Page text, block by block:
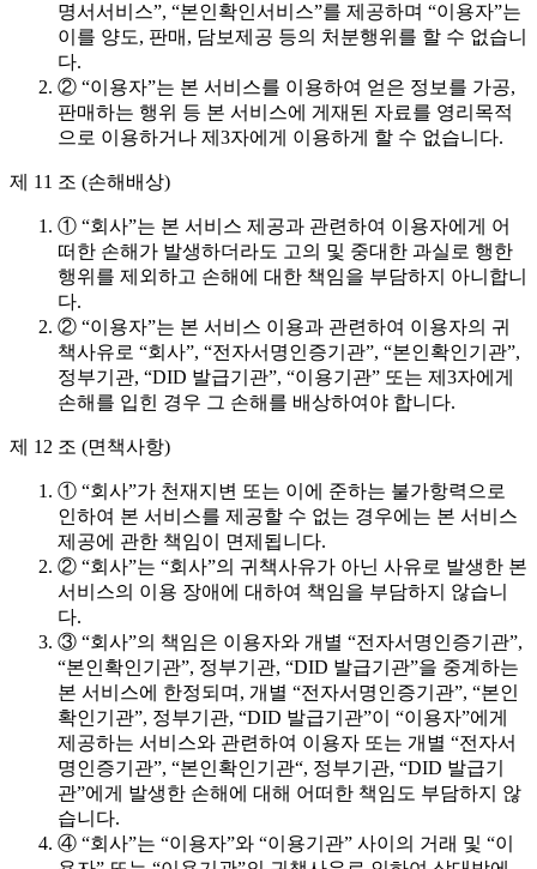
명서서비스”, “본인확인서비스”를 제공하며 “이용자”는
이를 양도, 판매, 담보제공 등의 처분행위를 할 수 없습니
다.
② “이용자”는 본 서비스를 이용하여 얻은 정보를 가공,
판매하는 행위 등 본 서비스에 게재된 자료를 영리목적
으로 이용하거나 제3자에게 이용하게 할 수 없습니다.
제 11 조 (손해배상)
① “회사”는 본 서비스 제공과 관련하여 이용자에게 어
떠한 손해가 발생하더라도 고의 및 중대한 과실로 행한
행위를 제외하고 손해에 대한 책임을 부담하지 아니합니
다.
② “이용자”는 본 서비스 이용과 관련하여 이용자의 귀
책사유로 “회사”, “전자서명인증기관”, “본인확인기관”,
정부기관, “DID 발급기관”, “이용기관” 또는 제3자에게
손해를 입힌 경우 그 손해를 배상하여야 합니다.
제 12 조 (면책사항)
① “회사”가 천재지변 또는 이에 준하는 불가항력으로
인하여 본 서비스를 제공할 수 없는 경우에는 본 서비스
제공에 관한 책임이 면제됩니다.
② “회사”는 “회사”의 귀책사유가 아닌 사유로 발생한 본
서비스의 이용 장애에 대하여 책임을 부담하지 않습니
다.
③ “회사”의 책임은 이용자와 개별 “전자서명인증기관”,
“본인확인기관”, 정부기관, “DID 발급기관”을 중계하는
본 서비스에 한정되며, 개별 “전자서명인증기관”, “본인
확인기관”, 정부기관, “DID 발급기관”이 “이용자”에게
제공하는 서비스와 관련하여 이용자 또는 개별 “전자서
명인증기관”, “본인확인기관“, 정부기관, “DID 발급기
관”에게 발생한 손해에 대해 어떠한 책임도 부담하지 않
습니다.
④ “회사”는 “이용자”와 “이용기관” 사이의 거래 및 “이